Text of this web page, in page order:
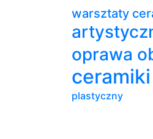
warsztaty
oprawa
ceramiki
plastyczny